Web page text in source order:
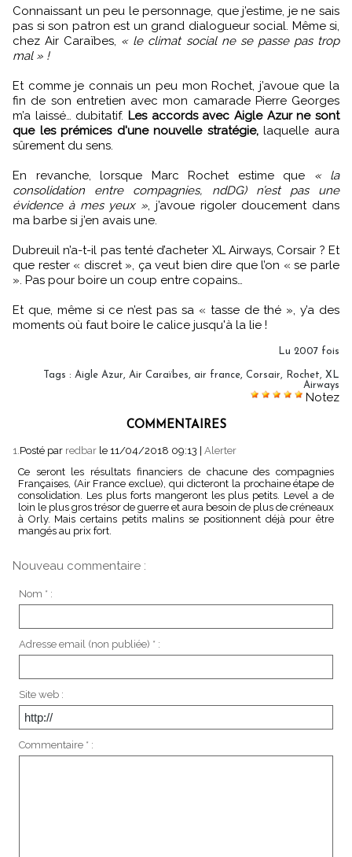
Connaissant un peu le personnage, que j’estime, je ne sais
pas si son patron est un grand dialogueur social. Même si,
chez Air Caraïbes, « le climat social ne se passe pas trop
mal » !
Et comme je connais un peu mon Rochet, j’avoue que la
fin de son entretien avec mon camarade Pierre Georges
m’a laissé… dubitatif. Les accords avec Aigle Azur ne sont
que les prémices d'une nouvelle stratégie,laquelle aura
sûrement du sens.
En revanche, lorsque Marc Rochet estime que « la
consolidation entre compagnies, ndDG) n’est pas une
évidence à mes yeux », j’avoue rigoler doucement dans
ma barbe si j’en avais une.
Dubreuil n’a-t-il pas tenté d’acheter XL Airways, Corsair ? Et
que rester « discret », ça veut bien dire que l’on « se parle
». Pas pour boire un coup entre copains…
Et que, même si ce n’est pas sa « tasse de thé », y’a des
moments où faut boire le calice jusqu'à la lie !
Lu 2007 fois
Tags : Aigle Azur, Air Caraïbes, air france, Corsair, Rochet, XL
Airways
Notez
COMMENTAIRES
1.Posté par redbar le 11/04/2018 09:13
Alerter
Ce seront les résultats financiers de chacune des compagnies
Françaises, (Air France exclue), qui dicteront la prochaine étape de
consolidation. Les plus forts mangeront les plus petits. Level a de
loin le plus gros trésor de guerre et aura besoin de plus de créneaux
à Orly. Mais certains petits malins se positionnent déjà pour être
mangés au prix fort.
Nouveau commentaire :
Nom * :
Adresse email (non publiée) * :
Site web :
Commentaire * :